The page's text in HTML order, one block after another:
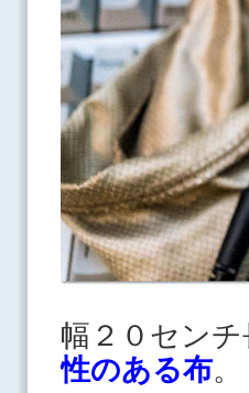
幅２０セン
性のある布。